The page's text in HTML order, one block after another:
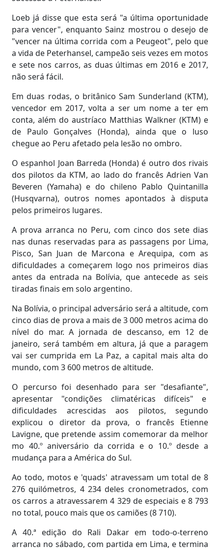
Loeb já disse que esta será "a última oportunidade
para vencer", enquanto Sainz mostrou o desejo de
"vencer na última corrida com a Peugeot", pelo que
a vida de Peterhansel, campeão seis vezes em motos
e sete nos carros, as duas últimas em 2016 e 2017,
não será fácil.
Em duas rodas, o britânico Sam Sunderland (KTM),
vencedor em 2017, volta a ser um nome a ter em
conta, além do austríaco Matthias Walkner (KTM) e
de Paulo Gonçalves (Honda), ainda que o luso
chegue ao Peru afetado pela lesão no ombro.
O espanhol Joan Barreda (Honda) é outro dos rivais
dos pilotos da KTM, ao lado do francês Adrien Van
Beveren (Yamaha) e do chileno Pablo Quintanilla
(Husqvarna), outros nomes apontados à disputa
pelos primeiros lugares.
A prova arranca no Peru, com cinco dos sete dias
nas dunas reservadas para as passagens por Lima,
Pisco, San Juan de Marcona e Arequipa, com as
dificuldades a começarem logo nos primeiros dias
antes da entrada na Bolívia, que antecede as seis
tiradas finais em solo argentino.
Na Bolívia, o principal adversário será a altitude, com
cinco dias de prova a mais de 3 000 metros acima do
nível do mar. A jornada de descanso, em 12 de
janeiro, será também em altura, já que a paragem
vai ser cumprida em La Paz, a capital mais alta do
mundo, com 3 600 metros de altitude.
O percurso foi desenhado para ser "desafiante",
apresentar "condições climatéricas difíceis" e
dificuldades acrescidas aos pilotos, segundo
explicou o diretor da prova, o francês Etienne
Lavigne, que pretende assim comemorar da melhor
mo 40.º aniversário da corrida e o 10.º desde a
mudança para a América do Sul.
Ao todo, motos e 'quads' atravessam um total de 8
276 quilómetros, 4 234 deles cronometrados, com
os carros a atravessarem 4 329 de especiais e 8 793
no total, pouco mais que os camiões (8 710).
A 40.ª edição do Rali Dakar em todo-o-terreno
arranca no sábado, com partida em Lima, e termina